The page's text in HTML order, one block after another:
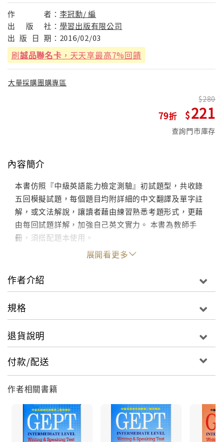
作 者： 李冠勳/ 編
出
版 社： 學習出版有限公司
出 版 日 期： 2016/02/03
刷誠品聯名卡 ，天天享最高7%回饋
大量採購團購專區
79
280
221
查詢門市庫存
內容簡介
本書仿照『中級英語能力檢定測驗』初試題型，共收錄
五回模擬試題，每個題目均附詳細的中文翻譯及單字註
解，或文法解說，讓讀者藉由練習熟悉考題形式，更藉
由每回試題詳解，加強自己英文實力。 本書為教師手
冊，須搭配題本使用。
展開看更多
作者介紹
規格
退貨說明
付款/配送
作者相關書籍